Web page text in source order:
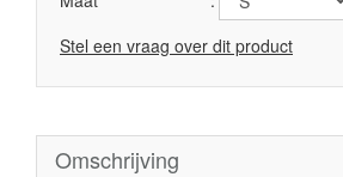
Stel een vraag over dit product
Omschrijving